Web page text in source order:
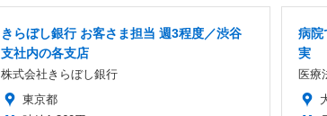
きらぼし銀行 お客さま担当 週3程度／渋谷
支社内の各支店
株式会社きらぼし銀行
東京都
病院
実
医療